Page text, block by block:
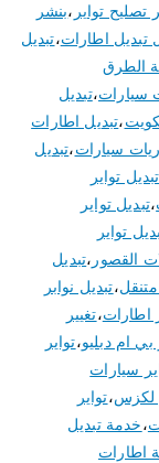
تصليح تواير ،بنشر
تبديل اطارات،تبديل
الطرق
سيارات،تبديل
،تبديل اطارات
سيارات،تبديل
تبديل تواير
،تبديل تواير
تواير
القصور ،تبديل
،تبديل نوابر
اطارات،تغيير
بي ام دبليو،تواير
سيارات
لكزس،تواير
،خدمة تبديل
اطارات